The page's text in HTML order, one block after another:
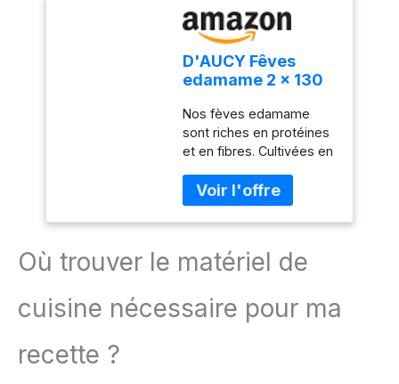
D'AUCY Fêves
edamame 2 x 130
Nos fèves edamame
sont riches en protéines
et en fibres. Cultivées en
récoltées en saison. A
consommer froid en
salade ou en poke bowl.
bonnes pour la santé.
peuvent remplacer les
protéines animales. De
Où trouver le matériel de
cuisine nécessaire pour ma
recette ?